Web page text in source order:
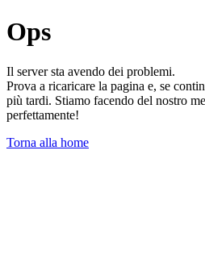
Ops
Il server sta avendo dei problemi.
Prova a ricaricare la pagina e, se
più tardi. Stiamo facendo del nostro
perfettamente!
Torna alla home